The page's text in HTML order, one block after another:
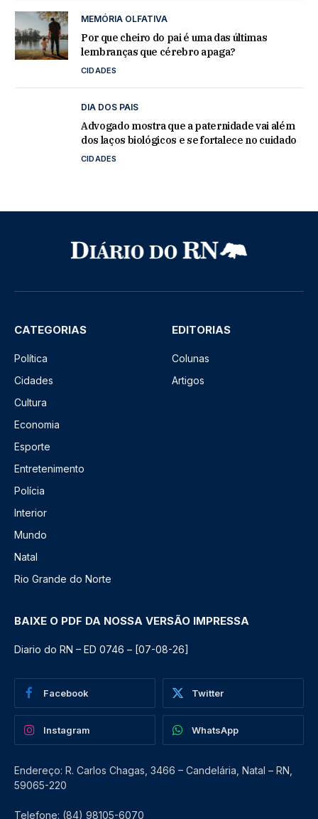
MEMÓRIA OLFATIVA
Por que cheiro do pai é uma das últimas
lembranças que cérebro apaga?
CIDADES
DIA DOS PAIS
Advogado mostra que a paternidade vai além
dos laços biológicos e se fortalece no cuidado
CIDADES
CATEGORIAS
Política
Cidades
Cultura
Economia
Esporte
Entretenimento
Polícia
Interior
Mundo
Natal
Rio Grande do Norte
EDITORIAS
Colunas
Artigos
BAIXE O PDF DA NOSSA VERSÃO IMPRESSA
Diario do RN – ED 0746 – [07-08-26]
Facebook Twitter
Instagram WhatsApp
Endereço: R. Carlos Chagas, 3466 – Candelária, Natal – RN,
59065-220
Telefone: (84) 98105-6070